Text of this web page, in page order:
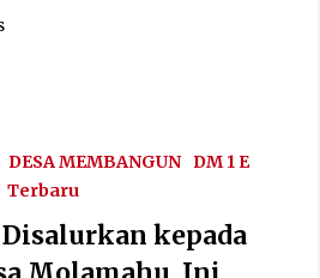
DESA MEMBANGUN DM 1 E
Terbaru
kepada